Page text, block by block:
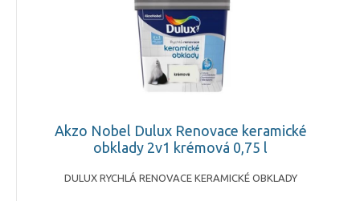
Akzo Nobel Dulux Renovace keramické
obklady 2v1 krémová 0,75 l
DULUX RYCHLÁ RENOVACE KERAMICKÉ OBKLADY